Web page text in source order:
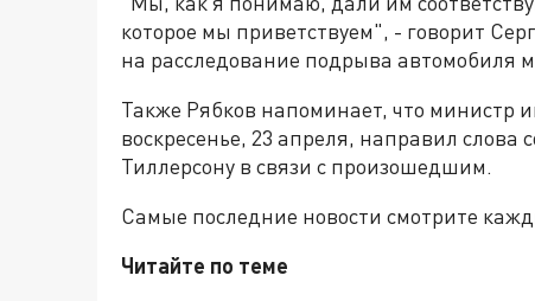
которое мы приветствуем", - говорит
на расследование подрыва автомобиля
Также Рябков напоминает, что министр
воскресенье, 23 апреля, направил
Тиллерсону в связи с произошедшим.
Самые последние новости смотрите
Читайте по теме